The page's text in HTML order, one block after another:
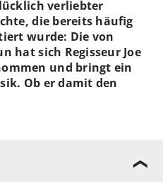
verliebter
die bereits häufig
wurde: Die von
hat sich Regisseur Joe
und bringt ein
Ob er damit den